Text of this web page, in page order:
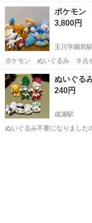
東京 町田市 多摩境駅
ポケモ
3,800円
玉川学園前駅
ポケモン ぬいぐるみ ９点セット 自宅保存していた物に
羽立ちなども無く比較的綺麗
決めて頂いて構いませんが、
けません
東京 町田市 玉川学
ぬいぐる
240円
成瀬駅
ぬいぐるみ不要になりました